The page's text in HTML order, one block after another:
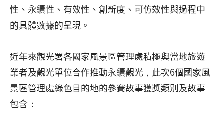
性、永續性、有效性、創新度、可仿效性與過程中
的具體數據的呈現。
近年來觀光署各國家風景區管理處積極與當地旅遊
業者及觀光單位合作推動永續觀光，此次6個國家風
景區管理處綠色目的地的參賽故事獲獎類別及故事
包含：